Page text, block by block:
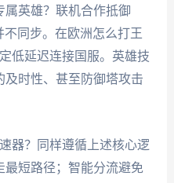
英雄？联机合作抵御
不同步。在欧洲怎么打王
低延迟连接国服。英雄技
及时性、甚至防御塔攻击
器？同样遵循上述核心逻
最短路径；智能分流避免